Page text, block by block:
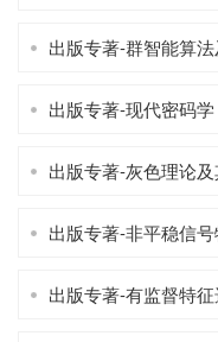
出版专著-群智能算
出版专著-现代密码
出版专著-灰色理论
出版专著-非平稳信
出版专著-有监督特